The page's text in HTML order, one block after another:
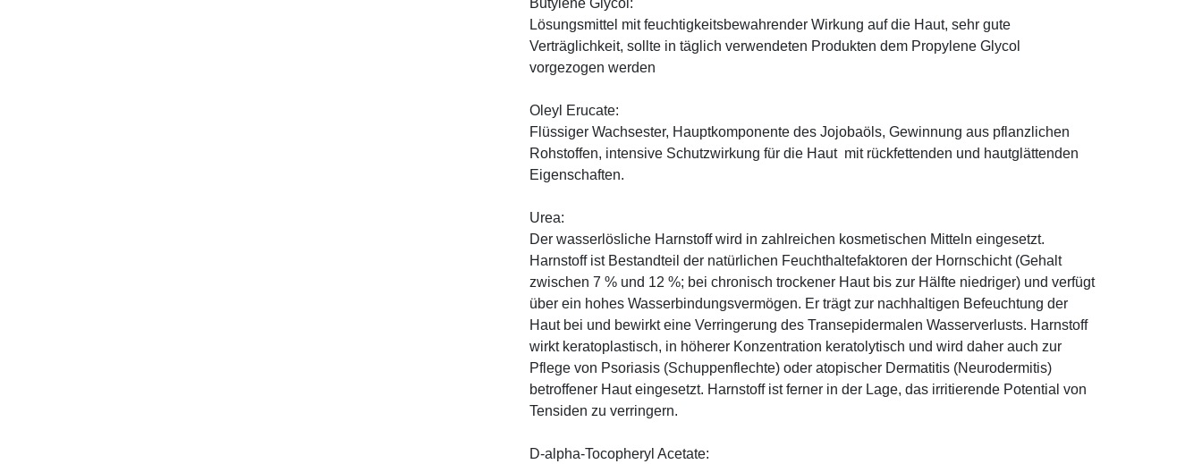
Butylene Glycol:
Lösungsmittel mit feuchtigkeitsbewahrender Wirkung auf die Haut, sehr gute
Verträglichkeit, sollte in täglich verwendeten Produkten dem Propylene Glycol
vorgezogen werden
Oleyl Erucate:
Flüssiger Wachsester, Hauptkomponente des Jojobaöls, Gewinnung aus pflanzlichen
Rohstoffen, intensive Schutzwirkung für die Haut mit rückfettenden und hautglättenden
Eigenschaften.
Urea:
Der wasserlösliche Harnstoff wird in zahlreichen kosmetischen Mitteln eingesetzt.
Harnstoff ist Bestandteil der natürlichen Feuchthaltefaktoren der Hornschicht (Gehalt
zwischen 7 % und 12 %; bei chronisch trockener Haut bis zur Hälfte niedriger) und verfügt
über ein hohes Wasserbindungsvermögen. Er trägt zur nachhaltigen Befeuchtung der
Haut bei und bewirkt eine Verringerung des Transepidermalen Wasserverlusts. Harnstoff
wirkt keratoplastisch, in höherer Konzentration keratolytisch und wird daher auch zur
Pflege von Psoriasis (Schuppenflechte) oder atopischer Dermatitis (Neurodermitis)
betroffener Haut eingesetzt. Harnstoff ist ferner in der Lage, das irritierende Potential von
Tensiden zu verringern.
D-alpha-Tocopheryl Acetate: